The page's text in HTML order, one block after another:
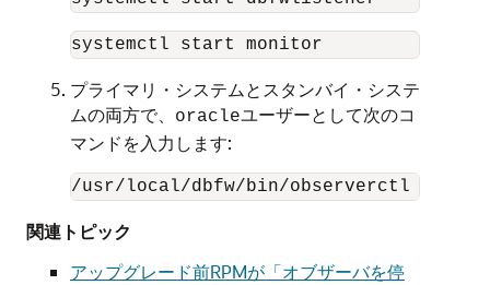
systemctl start monitor
プライマリ・システムとスタンバイ・システ
ムの両方で、
oracleユーザーとして次のコ
マンドを入力します:
/usr/local/dbfw/bin/observerctl --
関連トピック
アップグレード前RPMが「オブザーバを停